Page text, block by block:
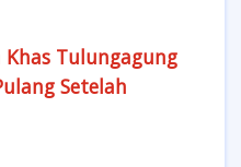
Khas Tulungagung
Setelah